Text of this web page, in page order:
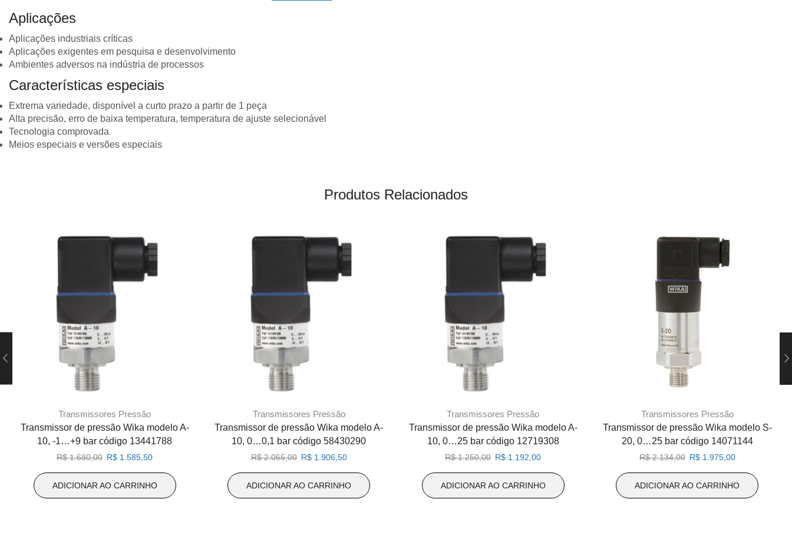
Aplicações
Aplicações industriais críticas
Aplicações exigentes em pesquisa e desenvolvimento
Ambientes adversos na indústria de processos
Características especiais
Extrema variedade, disponível a curto prazo a partir de 1 peça
Alta precisão, erro de baixa temperatura, temperatura de ajuste selecionável
Tecnologia comprovada
Meios especiais e versões especiais
Produtos Relacionados
Transmissores Pressão
Transmissor de pressão Wika modelo A-
10, -1…+9 bar código 13441788
R$1.680,00 O
original
R$ 1.585,50O
atual
ADICIONAR AO CARRINHO
Transmissores Pressão
Transmissor de pressão Wika modelo A-
10, 0…0,1 bar código 58430290
R$2.065,00 O
original
R$1.906,50O
atual
ADICIONAR AO CARRINHO
Transmissores Pressão
Transmissor de pressão Wika modelo A-
10, 0…25 bar código 12719308
R$1.250,00 O
original
R$ 1.192,00O
atual
ADICIONAR AO CARRINHO
Transmissores Pressão
Transmissor de pressão Wika modelo S-
20, 0…25 bar código 14071144
R$2.134,00 O
original
R$1.975,00O
atual
ADICIONAR AO CARRINHO